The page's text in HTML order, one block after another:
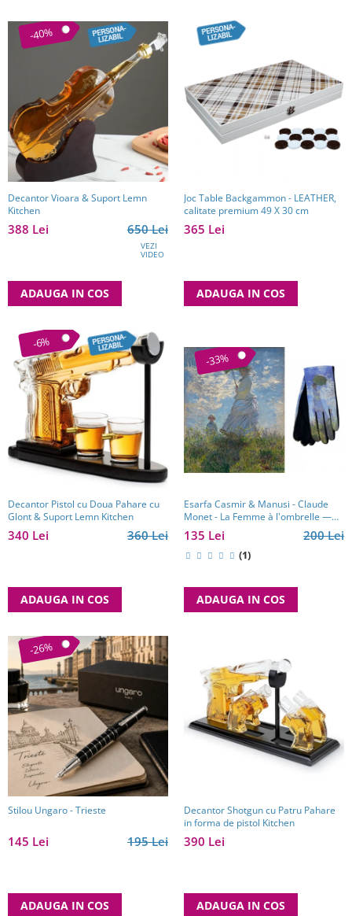
-40%
Decantor Vioara & Suport Lemn
Kitchen
650 Lei
388 Lei
VEZI
VIDEO
ADAUGA IN COS
Joc Table Backgammon - LEATHER,
calitate premium 49 X 30 cm
365 Lei
ADAUGA IN COS
-6%
Decantor Pistol cu Doua Pahare cu
Glont & Suport Lemn Kitchen
360 Lei
340 Lei
ADAUGA IN COS
-33%
Esarfa Casmir & Manusi - Claude
Monet - La Femme à l'ombrelle —
Madame Monet et son fils
200 Lei
135 Lei
(1)
ADAUGA IN COS
-26%
Stilou Ungaro - Trieste
195 Lei
145 Lei
ADAUGA IN COS
Decantor Shotgun cu Patru Pahare
in forma de pistol Kitchen
390 Lei
ADAUGA IN COS